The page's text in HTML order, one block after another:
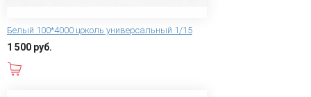
Белый 100*4000 цоколь универсальный 1/15
1 500 руб.